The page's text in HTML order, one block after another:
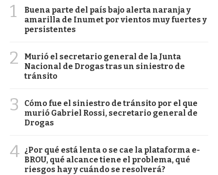
1
Buena parte del país bajo alerta naranja y
amarilla de Inumet por vientos muy fuertes y
persistentes
2
Murió el secretario general de la Junta
Nacional de Drogas tras un siniestro de
tránsito
3
Cómo fue el siniestro de tránsito por el que
murió Gabriel Rossi, secretario general de
Drogas
4 ¿Por qué está lenta o se cae la plataforma e-
BROU, qué alcance tiene el problema, qué
riesgos hay y cuándo se resolverá?